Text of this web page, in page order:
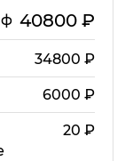
40800₽
34800 ₽
6000 ₽
20 ₽